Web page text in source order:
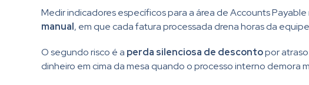
Medir indicadores específicos para a área de Accounts Payable
manual, em que cada fatura processada drena horas da
O segundo risco é a perda silenciosa de descontopor
dinheiro em cima da mesa quando o processo interno demora